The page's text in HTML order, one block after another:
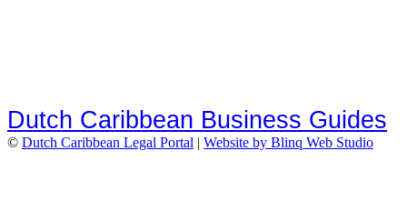
Dutch Caribbean Business Guides
© Dutch Caribbean Legal Portal | Website by Blinq Web Studio